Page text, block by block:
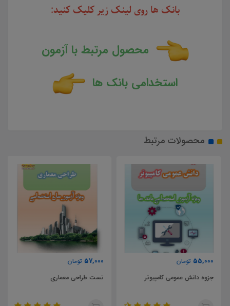
بانک ها روی لینک زیر کلیک کنید:
محصول مرتبط با آزمون
استخدامی بانک ها
محصولات مرتبط
55,000 تومان
جزوه دانش عمومی کامپیوتر
57,000 تومان
تست طراحی معماری